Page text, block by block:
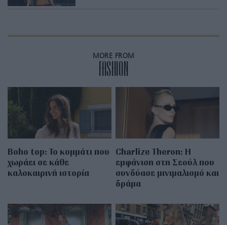
MORE FROM
FASHION
Boho top: Το κομμάτι που
χωράει σε κάθε
καλοκαιρινή ιστορία
Charlize Theron: Η
εμφάνιση στη Σεούλ που
συνδύασε μινιμαλισμό και
δράμα